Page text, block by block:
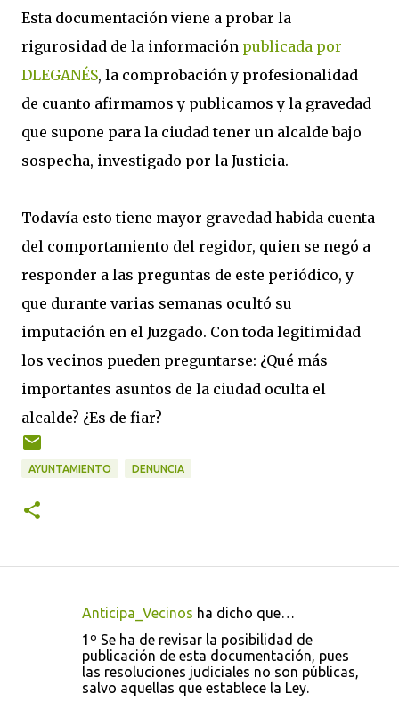
Esta documentación viene a probar la
rigurosidad de la información publicada por
DLEGANÉS, la comprobación y profesionalidad
de cuanto afirmamos y publicamos y la gravedad
que supone para la ciudad tener un alcalde bajo
sospecha, investigado por la Justicia.
Todavía esto tiene mayor gravedad habida cuenta
del comportamiento del regidor, quien se negó a
responder a las preguntas de este periódico, y
que durante varias semanas ocultó su
imputación en el Juzgado. Con toda legitimidad
los vecinos pueden preguntarse: ¿Qué más
importantes asuntos de la ciudad oculta el
alcalde? ¿Es de fiar?
AYUNTAMIENTO DENUNCIA
Anticipa_Vecinos ha dicho que…
1º Se ha de revisar la posibilidad de
publicación de esta documentación, pues
las resoluciones judiciales no son públicas,
salvo aquellas que establece la Ley.